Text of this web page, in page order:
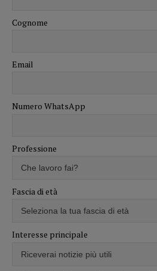
Cognome
Email
Numero WhatsApp
Professione
Fascia di età
Interesse principale